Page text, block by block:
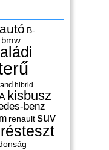
autó B-
bmw
hibrid
kisbusz
benz
renaultsuv